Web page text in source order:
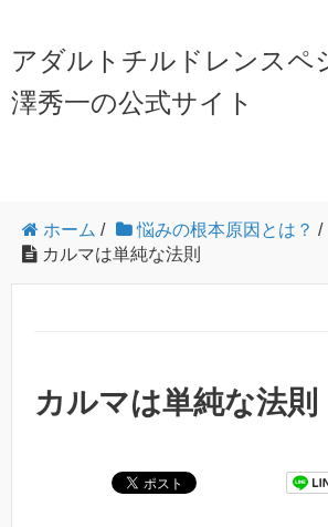
アダルトチルドレンスペ
澤秀一の公式サイト
ホーム / 悩みの根本原因とは？ /
カルマは単純な法則
カルマは単純な法則